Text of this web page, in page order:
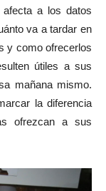
a los datos
va a tardar en
y como ofrecerlos
útiles a sus
mañana mismo.
la diferencia
ofrezcan a sus